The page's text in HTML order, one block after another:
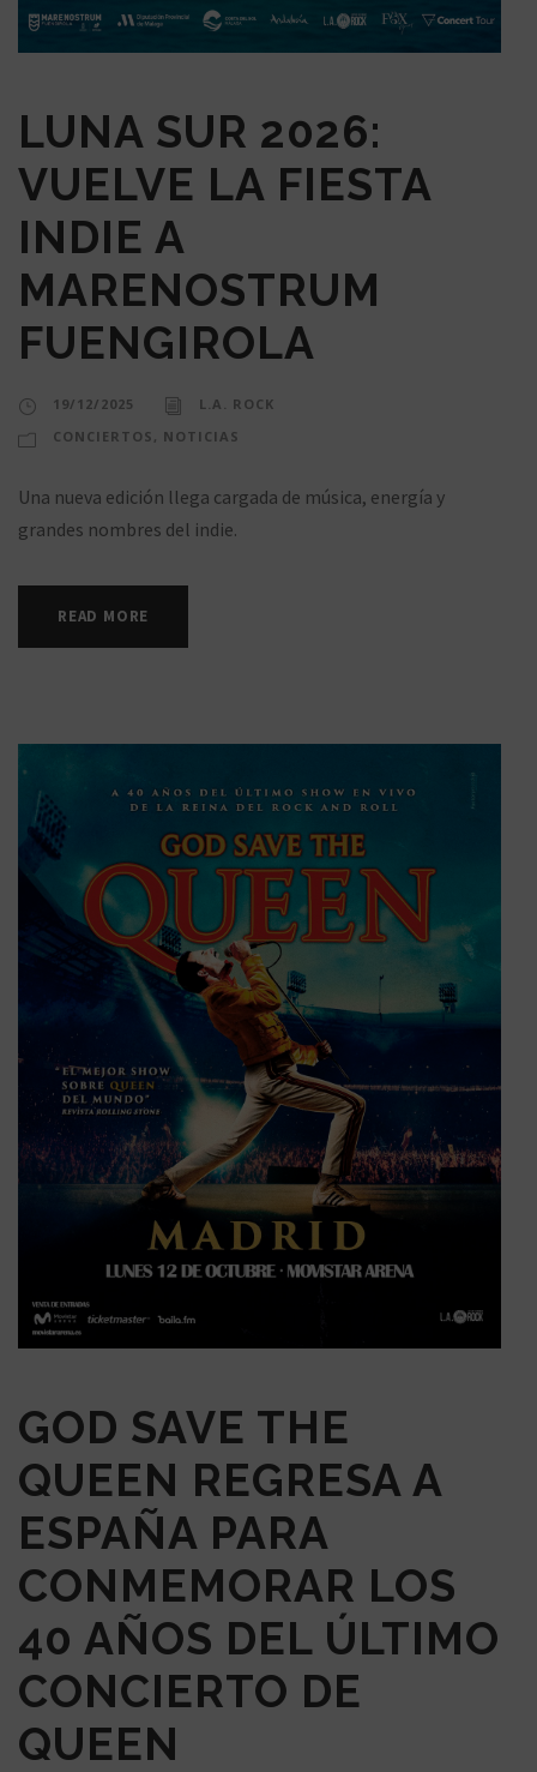
LUNA SUR 2026:
VUELVE LA FIESTA
INDIE A
MARENOSTRUM
FUENGIROLA
19/12/2025
L.A. ROCK
CONCIERTOS , NOTICIAS
Una nueva edición llega cargada de música, energía y
grandes nombres del indie.
READ MORE
GOD SAVE THE
QUEEN REGRESA A
ESPAÑA PARA
CONMEMORAR LOS
40 AÑOS DEL ÚLTIMO
CONCIERTO DE
QUEEN